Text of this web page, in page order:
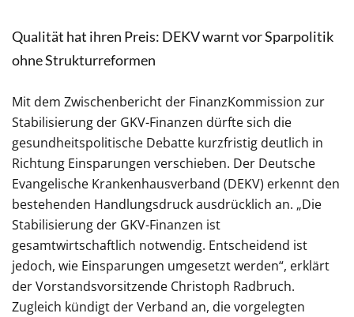
Qualität hat ihren Preis: DEKV warnt vor Sparpolitik
ohne Strukturreformen
Mit dem Zwischenbericht der FinanzKommission zur
Stabilisierung der GKV-Finanzen dürfte sich die
gesundheitspolitische Debatte kurzfristig deutlich in
Richtung Einsparungen verschieben. Der Deutsche
Evangelische Krankenhausverband (DEKV) erkennt den
bestehenden Handlungsdruck ausdrücklich an. „Die
Stabilisierung der GKV-Finanzen ist
gesamtwirtschaftlich notwendig. Entscheidend ist
jedoch, wie Einsparungen umgesetzt werden“, erklärt
der Vorstandsvorsitzende Christoph Radbruch.
Zugleich kündigt der Verband an, die vorgelegten